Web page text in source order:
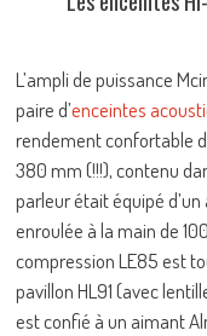
L’ampli de puissance
paire d’enceintes
rendement confortable
380 mm (!!!), contenu
parleur était équipé
enroulée à la main de
compression LE85 est
pavillon HL91 (avec
est confié à un aimant